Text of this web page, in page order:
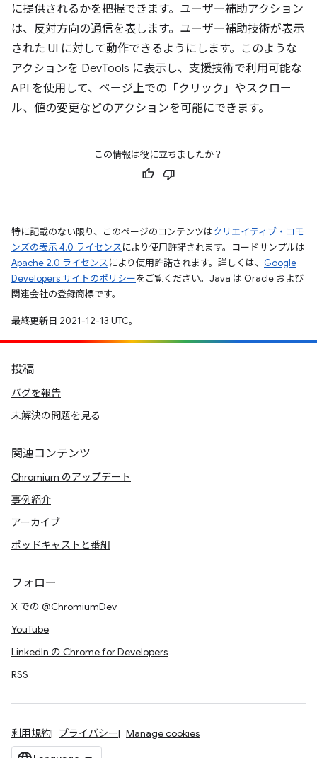
に提供されるかを把握できます。ユーザー補助アクション
は、反対方向の通信を表します。ユーザー補助技術が表示
された UI に対して動作できるようにします。このような
アクションを DevTools に表示し、支援技術で利用可能な
API を使用して、ページ上での「クリック」やスクロー
ル、値の変更などのアクションを可能にできます。
この情報は役に立ちましたか？
特に記載のない限り、このページのコンテンツはクリエイティブ・コモ
ンズの表示 4.0 ライセンスにより使用許諾されます。コードサンプルは
Apache 2.0 ライセンスにより使用許諾されます。詳しくは、 Google
Developers サイトのポリシーをご覧ください。Java は Oracle および
関連会社の登録商標です。
最終更新日 2021-12-13 UTC。
投稿
バグを報告
未解決の問題を見る
関連コンテンツ
Chromium のアップデート
事例紹介
アーカイブ
ポッドキャストと番組
フォロー
X での @ChromiumDev
YouTube
LinkedIn の Chrome for Developers
RSS
利用規約 プライバシー Manage cookies